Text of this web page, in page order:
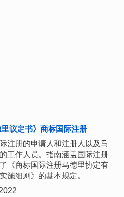
议定书》商标国际注册
注册的申请人和注册人以及马
工作人员。指南涵盖国际注册
《商标国际注册马德里协定有
施细则》的基本规定。